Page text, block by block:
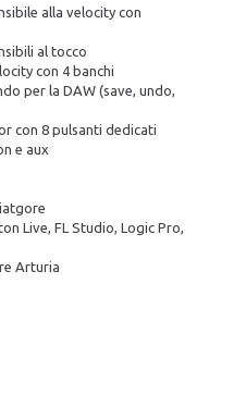
alla velocity con
al tocco
con 4 banchi
per la DAW (save, undo,
con 8 pulsanti dedicati
e aux
Live, FL Studio, Logic Pro,
Arturia